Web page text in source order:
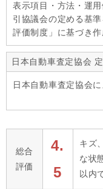
表示項目・方法・運
引協議会の定める基
評価制度」に基づき作
日本自動車査定協会
日本自動車査定協会
総合
評価
4.
5
キズ
な状
以内